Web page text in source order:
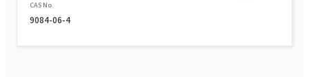
CAS No.
9084-06-4